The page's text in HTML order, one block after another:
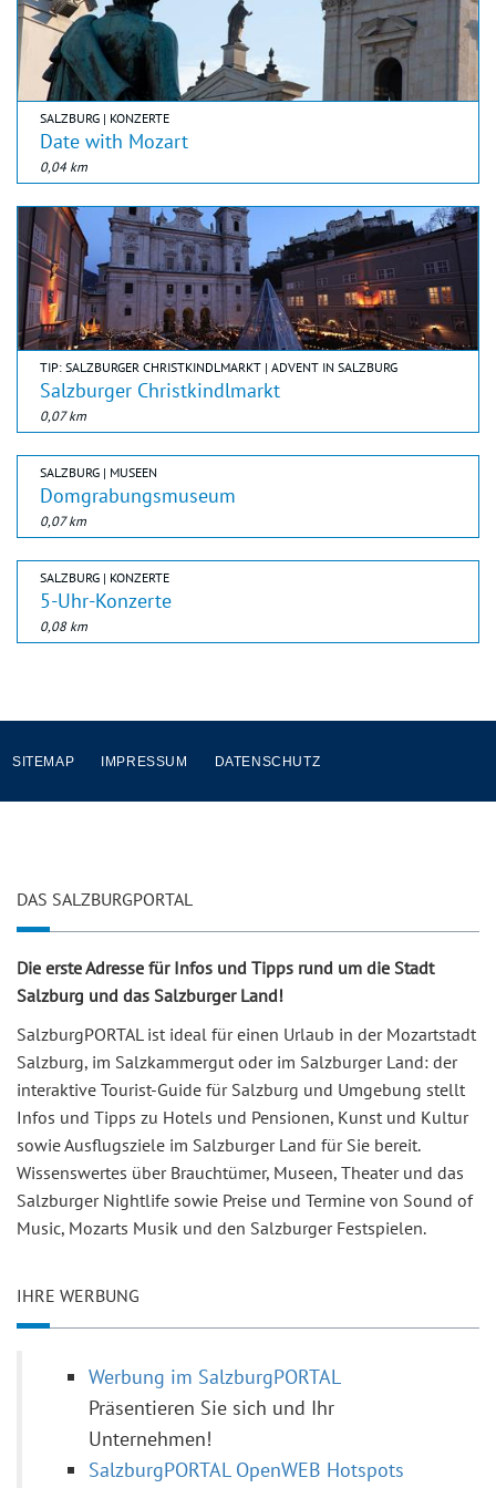
SALZBURG | KONZERTE
Date with Mozart
0,04 km
TIP: SALZBURGER CHRISTKINDLMARKT | ADVENT IN SALZBURG
Salzburger Christkindlmarkt
0,07 km
SALZBURG | MUSEEN
Domgrabungsmuseum
0,07 km
SALZBURG | KONZERTE
5-Uhr-Konzerte
0,08 km
SITEMAP IMPRESSUM DATENSCHUTZ
DAS SALZBURGPORTAL
Die erste Adresse für Infos und Tipps rund um die Stadt
Salzburg und das Salzburger Land!
SalzburgPORTAL ist ideal für einen Urlaub in der Mozartstadt
Salzburg, im Salzkammergut oder im Salzburger Land: der
interaktive Tourist-Guide für Salzburg und Umgebung stellt
Infos und Tipps zu Hotels und Pensionen, Kunst und Kultur
sowie Ausflugsziele im Salzburger Land für Sie bereit.
Wissenswertes über Brauchtümer, Museen, Theater und das
Salzburger Nightlife sowie Preise und Termine von Sound of
Music, Mozarts Musik und den Salzburger Festspielen.
IHRE WERBUNG
Werbung im SalzburgPORTAL
Präsentieren Sie sich und Ihr
Unternehmen!
SalzburgPORTAL OpenWEB Hotspots